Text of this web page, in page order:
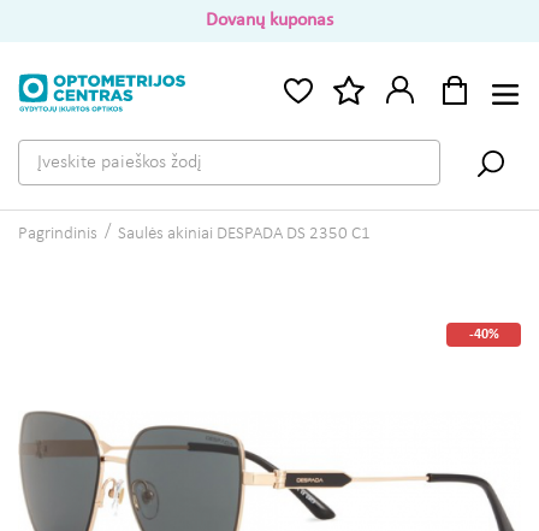
Dovanų kuponas
Pagrindinis Saulės akiniai DESPADA DS 2350 C1
-40%